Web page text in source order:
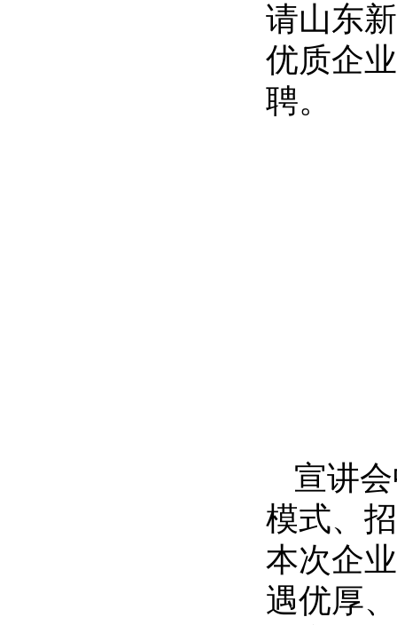
请山东
优质企
聘。
宣讲
模式、
本次企
遇优厚